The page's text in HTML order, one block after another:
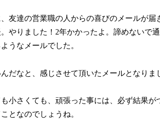
友達の営業職の人からの喜びのメールが届
。やりました！2年かかったよ。諦めないで
うなメールでした。
だなと、感じさせて頂いたメールとなりま
小さくても、頑張った事には、必ず結果
となのでしょうね。